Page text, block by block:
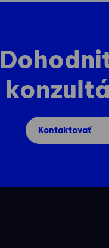
Kontaktovať